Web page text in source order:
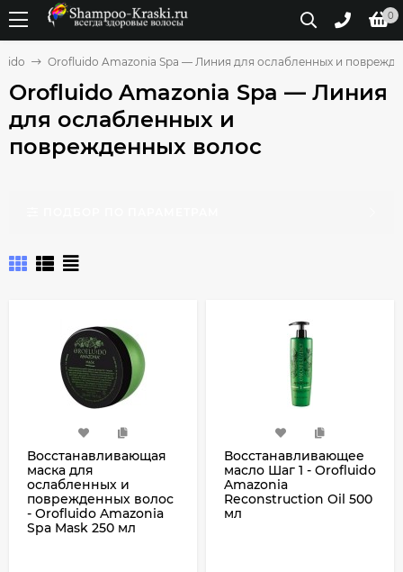
0
Orofluido Amazonia Spa — Линия для ослабленных и
Orofluido Amazonia Spa — Линия
для ослабленных и
поврежденных волос
Восстанавливающая
маска для
ослабленных и
поврежденных волос
- Orofluido Amazonia
Spa Mask 250 мл
Восстанавливающее
масло Шаг 1 - Orofluido
Amazonia
Reconstruction Oil 500
мл